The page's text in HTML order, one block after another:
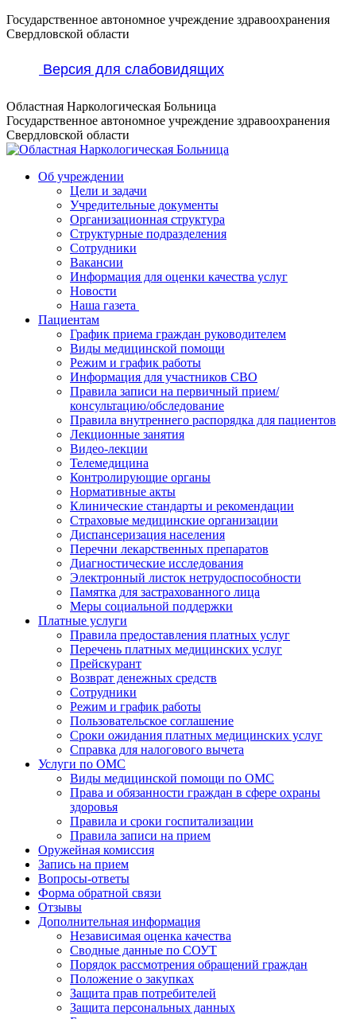
Перейти
к
Государственное автономное учреждение здравоохранения
Свердловской области
Версия для слабовидящих
Областная Наркологическая Больница
Государственное автономное учреждение здравоохранения
Свердловской области
Об учреждении
Цели и задачи
Учредительные документы
Организационная структура
Структурные подразделения
Сотрудники
Вакансии
Информация для оценки качества услуг
Новости
​​Наша газета
Пациентам
График приема граждан руководителем
Виды медицинской помощи
Режим и график работы
Информация для участников СВО
Правила записи на первичный прием/
консультацию/обследование
Правила внутреннего распорядка для пациентов
Лекционные занятия
Видео-лекции
Телемедицина
Контролирующие органы
Нормативные акты
Клинические стандарты и рекомендации
Страховые медицинские организации
Диспансеризация населения
Перечни лекарственных препаратов
Диагностические исследования
Электронный листок нетрудоспособности
Памятка для застрахованного лица
Меры социальной поддержки
Платные услуги
Правила предоставления платных услуг
Перечень платных медицинских услуг
Прейскурант
Возврат денежных средств
Сотрудники
Режим и график работы
Пользовательское соглашение
Сроки ожидания платных медицинских услуг
Справка для налогового вычета
Услуги по ОМС
Виды медицинской помощи по ОМС
Права и обязанности граждан в сфере охраны
здоровья
Правила и сроки госпитализации
Правила записи на прием
Оружейная комиссия
Запись на прием
Вопросы-ответы
Форма обратной связи
Отзывы
Дополнительная информация
Независимая оценка качества
Сводные данные по СОУТ
Порядок рассмотрения обращений граждан
Положение о закупках
Защита прав потребителей
Защита персональных данных